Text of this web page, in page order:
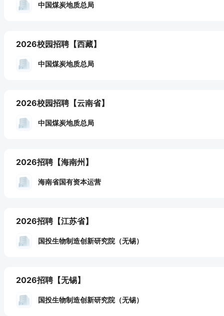
中国煤炭地质总局
2026校园招聘 【西藏】
中国煤炭地质总局
2026校园招聘 【云南省】
中国煤炭地质总局
2026招聘 【海南州】
海南省国有资本运营
2026招聘 【江苏省】
国投生物制造创新研究院（无锡）
2026招聘 【无锡】
国投生物制造创新研究院（无锡）